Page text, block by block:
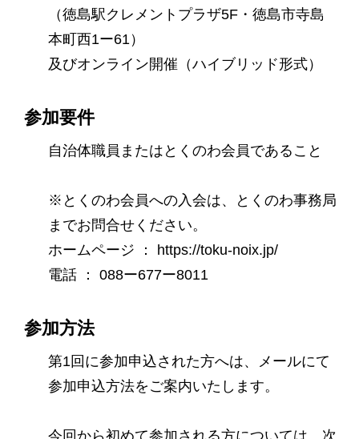
（徳島駅クレメントプラザ5F・徳島市寺島
本町西1ー61）
及びオンライン開催（ハイブリッド形式）
参加要件
自治体職員またはとくのわ会員であること
※とくのわ会員への入会は、とくのわ事務局
までお問合せください。
ホームページ ： https://toku-noix.jp/
電話 ： 088ー677ー8011
参加方法
第1回に参加申込された方へは、メールにて
参加申込方法をご案内いたします。